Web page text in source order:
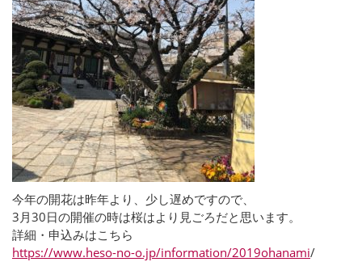
今年の開花は昨年より、少し遅めですので、
3月30日の開催の時は桜はより見ごろだと思います。
詳細・申込みはこちら
https://www.heso-no-o.jp/information/2019ohanami/